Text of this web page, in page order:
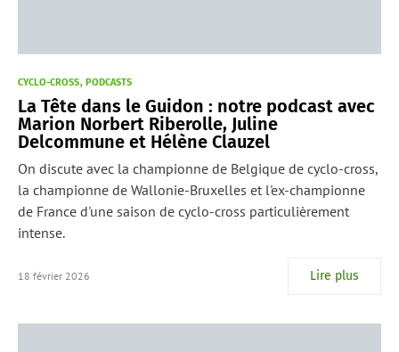
CYCLO-CROSS PODCASTS
La Tête dans le Guidon : notre podcast avec
Marion Norbert Riberolle, Juline
Delcommune et Hélène Clauzel
On discute avec la championne de Belgique de cyclo-cross,
la championne de Wallonie-Bruxelles et l'ex-championne
de France d'une saison de cyclo-cross particulièrement
intense.
18 février 2026 Lire plus